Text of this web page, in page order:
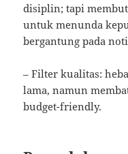
disiplin; tapi
untuk menunda
bergantung pada
– Filter kualitas:
lama, namun
budget-friendly.